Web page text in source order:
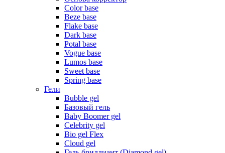
Color base
Beze base
Flake base
Dark base
Potal base
Vogue base
Lumos base
Sweet base
Spring base
Гели
Bubble gel
Базовый гель
Baby Boomer gel
Celebrity gel
Bio gel Flex
Cloud gel